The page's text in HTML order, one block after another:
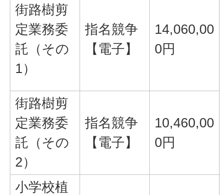
街路樹剪
定業務委
託（その
1）
指名競争
【電子】
14,060,00
0円
街路樹剪
定業務委
託（その
2）
指名競争
【電子】
10,460,00
0円
小学校植